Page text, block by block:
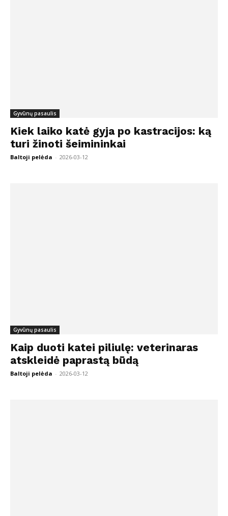
Gyvūnų pasaulis
Kiek laiko katė gyja po kastracijos: ką
turi žinoti šeimininkai
Baltoji pelėda - 2026-03-12
Gyvūnų pasaulis
Kaip duoti katei piliulę: veterinaras
atskleidė paprastą būdą
Baltoji pelėda - 2026-03-12